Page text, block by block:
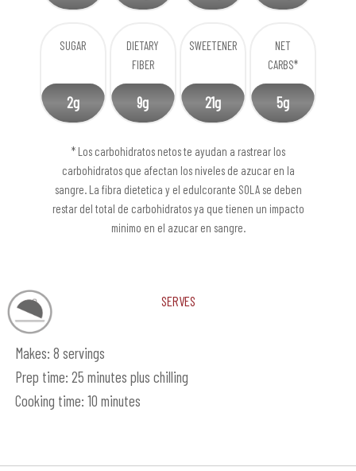
SUGAR
2g
DIETARY
FIBER
9g
SWEETENER
21g
NET
CARBS*
5g
* Los carbohidratos netos te ayudan a rastrear los
carbohidratos que afectan los niveles de azucar en la
sangre. La fibra dietetica y el edulcorante SOLA se deben
restar del total de carbohidratos ya que tienen un impacto
minimo en el azucar en sangre.
Serves
Makes: 8 servings
Prep time: 25 minutes plus chilling
Cooking time: 10 minutes